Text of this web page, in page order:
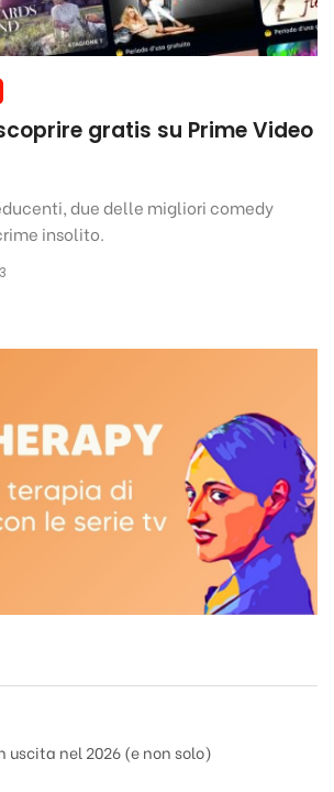
gratis su Prime Video
due delle migliori comedy
insolito.
uscita nel 2026 (e non solo)